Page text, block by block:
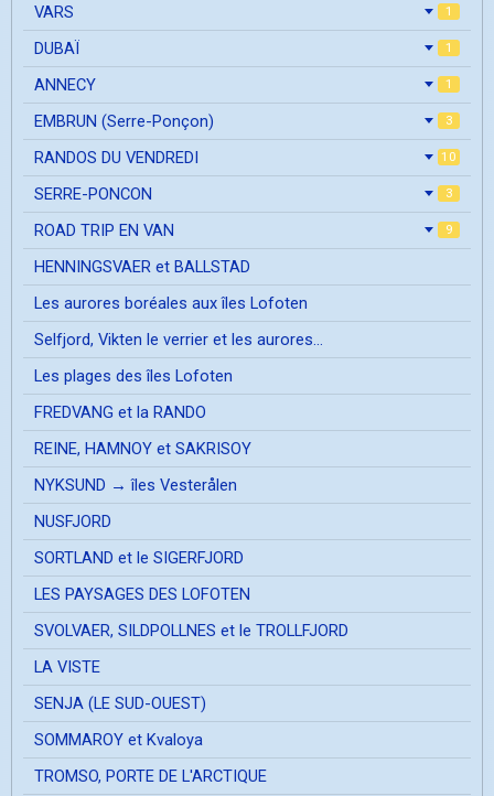
VARS 1
DUBAÏ 1
ANNECY 1
EMBRUN (Serre-Ponçon) 3
RANDOS DU VENDREDI 10
SERRE-PONCON 3
ROAD TRIP EN VAN 9
HENNINGSVAER et BALLSTAD
Les aurores boréales aux îles Lofoten
Selfjord, Vikten le verrier et les aurores...
Les plages des îles Lofoten
FREDVANG et la RANDO
REINE, HAMNOY et SAKRISOY
NYKSUND → îles Vesterålen
NUSFJORD
SORTLAND et le SIGERFJORD
LES PAYSAGES DES LOFOTEN
SVOLVAER, SILDPOLLNES et le TROLLFJORD
LA VISTE
SENJA (LE SUD-OUEST)
SOMMAROY et Kvaloya
TROMSO, PORTE DE L'ARCTIQUE